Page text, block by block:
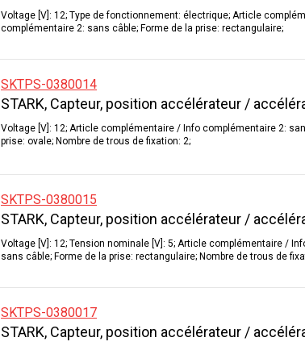
Voltage [V]: 12; Type de fonctionnement: électrique; Article
complémentaire 2: sans câble; Forme de la prise: rectangulaire;
SKTPS-0380014
STARK, Capteur, position accélérateur /
Voltage [V]: 12; Article complémentaire / Info complémentaire 2:
prise: ovale; Nombre de trous de fixation: 2;
SKTPS-0380015
STARK, Capteur, position accélérateur /
Voltage [V]: 12; Tension nominale [V]: 5; Article complémentaire /
sans câble; Forme de la prise: rectangulaire; Nombre de trous de
SKTPS-0380017
STARK, Capteur, position accélérateur /